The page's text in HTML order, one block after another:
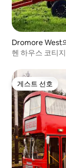
Dromore West
헨 하우스 코티지
게스트 선호
게스트 선호